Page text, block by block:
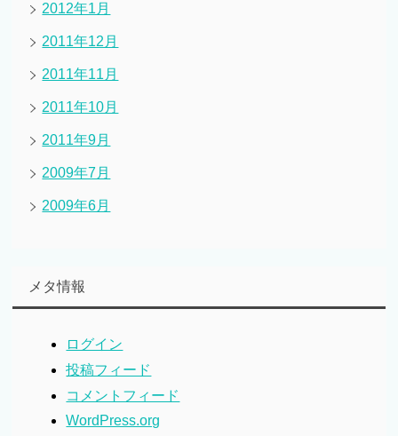
2012年1月
2011年12月
2011年11月
2011年10月
2011年9月
2009年7月
2009年6月
メタ情報
ログイン
投稿フィード
コメントフィード
WordPress.org